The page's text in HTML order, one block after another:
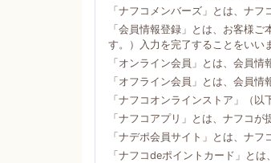
「ナフコメンバーズ」とは、ナ
「会員情報登録」とは、お客様
す。）入力を完了することをいい
「オンライン会員」とは、会員情
「オフライン会員」とは、会員
「ナフコオンラインストア」（
「ナフコアプリ」とは、ナフコ
「ナデポ会員サイト」とは、ナ
「ナフコdeポイントカード」と